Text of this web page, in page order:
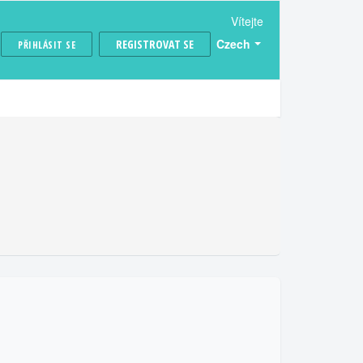
Czech
Vítejte
PŘIHLÁSIT SE REGISTROVAT SE